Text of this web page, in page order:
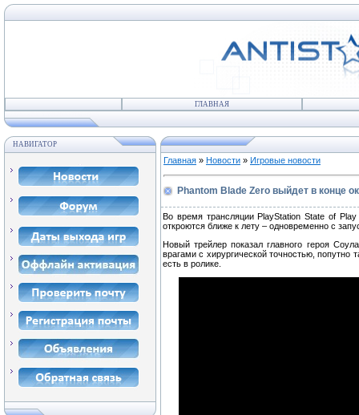
ГЛАВНАЯ
НАВИГАТОР
Главная » Новости » Игровые новости
Phantom Blade Zero выйдет в конце
Во время трансляции PlayStation State of
откроются ближе к лету – одновременно с
Новый трейлер показал главного героя
врагами с хирургической точностью,
есть в ролике.